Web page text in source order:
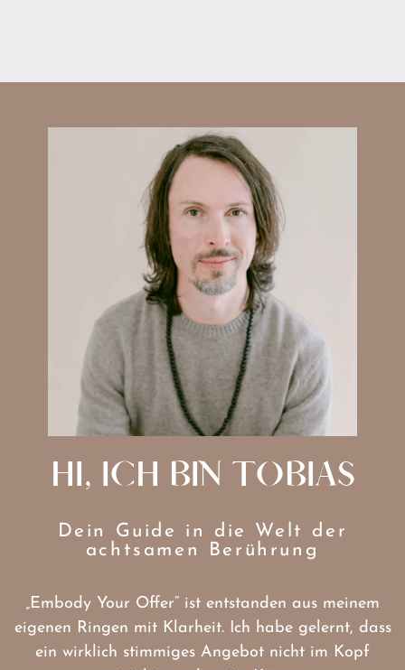
HI, ICH BIN TOBIAS
Dein Guide in die Welt der
achtsamen Berührung
„Embody Your Offer“ ist entstanden aus meinem
eigenen Ringen mit Klarheit. Ich habe gelernt, dass
ein wirklich stimmiges Angebot nicht im Kopf